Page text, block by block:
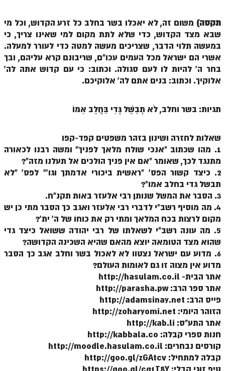
זוהר עקב מתחילים
זוהר הקדוש עקב למתקדמים
זהר שופטים מתחילים
זהר שופטים מתקדמים
זוהר וילך השקפה
זוהר וילך מתקדמים
שידור חי
תגיות ונושאים
אודות האתר
אודות אתר הזוהר היומי
אודות בית מדרש הסולם
גדולי ישראל על הזוהר
אפליקציית ספר הזוהר הקדוש
הקדשות על דיסקים
תרומות
תקסה) משום זה, לא יאכלו בשר בחלב כל זרע הקדוש, וכל מי
שבא מצד הקדוש, כדי שלא לתת מקום למי שאינו צריך, כי
במעשה תלוי הדבר, שצריכים מעשה למטה כדי לעורר למעלה.
אשרי הם ישראל מכל העמים עכו"ם, שריבונם קרא עליהם, ובך
בחר ה' להיות לו לעם סגולה. וכתוב: כי עם קדוש אתה לה'
אלוקיך. וכתוב: בנים אתם לה' אלוקיכם.
תגיות: בשר וחלב, לֹא תְבַשֵּׁל גְּדִי בַּחֲלֵב אִמּוֹ
שאלות לחזרה ושינון בזהר משפטים קפד-קפו
1. מהו שכתוב "אנכי שולח מלאך לפניך" ומשה רבנו לכאורה
מתנגד לכך, שאומר "אם אין פניך הולכים אל תעלנו מזה"?
2. כיצד קשור הפס' "ראשית ביכורי אדמתך וגו'" לפס' "לא
תבשל גדי בחלב אמו"?
3. הסבר את המשל שנותן רבי אלעזר באות תקנ"ח.
4. מה מוסיף רשב"י לדברי רבי אלעזר ואגב כך הסבר מתי כן יש
מקום לרצות בכח המלאך ומתי רק את כוחו של ה' ית'?
5. מה עונה רשב"י לשאלתו של רבי יהודה ששואל כיצד גדי
שהוא מצד הטומאה יוצא מהאם שהיא השכינה הקדושה?
6. מדוע עם ישראל נצטוו לא לאכול בשר וחלב אגב כך הסבר
מדוע אין מצוה זו גם לאומות העולם?
אתר הבית- http://hasulam.co.il
אתר ספר הרב: http://parasha.pw
פייס הרב: http://adamsinay.net
הזוהר היומי: http://zoharyomi.net
אתר התע"ס: http://kab.li
חנות ספרי קבלה: http://kabbala.co
קורסים נבחרים: http://moodle.hasulam.co.il
קבלה למתחיל: http://goo.gl/zGAtcv